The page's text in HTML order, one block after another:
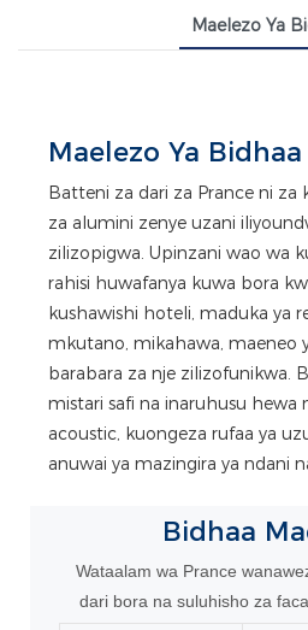
Maelezo Ya
Maelezo Ya Bidhaa
Batteni za dari za Prance ni
za alumini zenye uzani
zilizopigwa. Upinzani wao wa
rahisi huwafanya kuwa bora
kushawishi hoteli, maduka ya
mkutano, mikahawa, maeneo
barabara za nje zilizofunikwa.
mistari safi na inaruhusu hewa
acoustic, kuongeza rufaa ya
anuwai ya mazingira ya ndani
Bidhaa
Wataalam wa Prance
dari bora na suluhisho za